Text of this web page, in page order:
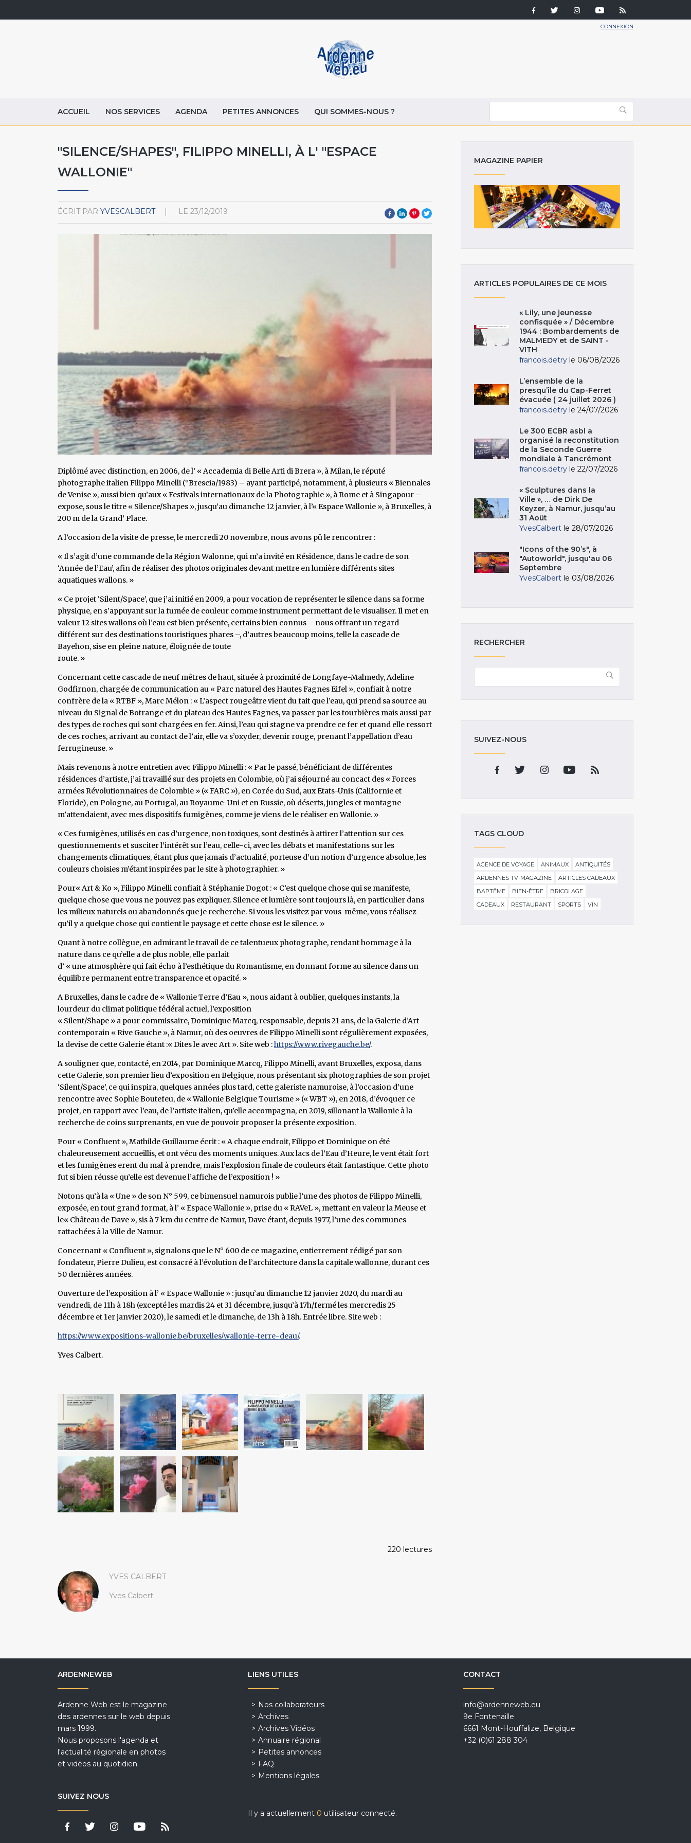
CONNEXION
ACCUEIL NOS SERVICES AGENDA PETITES ANNONCES QUI SOMMES-NOUS ?
"SILENCE/SHAPES", FILIPPO MINELLI, À L' "ESPACE
WALLONIE"
ÉCRIT PAR YVESCALBERT LE 23/12/2019
Diplômé avec distinction, en 2006, de l’ « Accademia di Belle Arti di Brera », à Milan, le réputé
photographe italien Filippo Minelli (°Brescia/1983) – ayant participé, notamment, à plusieurs « Biennales
de Venise », aussi bien qu’aux « Festivals internationaux de la Photographie », à Rome et à Singapour –
expose, sous le titre « Silence/Shapes », jusqu’au dimanche 12 janvier, à l’« Espace Wallonie », à Bruxelles, à
200 m de la Grand’ Place.
A l’occasion de la visite de presse, le mercredi 20 novembre, nous avons pû le rencontrer :
« Il s’agit d’une commande de la Région Walonne, qui m’a invité en Résidence, dans le cadre de son
‘Année de l’Eau’, afin de réaliser des photos originales devant mettre en lumière différents sites
aquatiques wallons. »
« Ce projet ‘Silent/Space’, que j’ai initié en 2009, a pour vocation de représenter le silence dans sa forme
physique, en s’appuyant sur la fumée de couleur comme instrument permettant de le visualiser. Il met en
valeur 12 sites wallons où l’eau est bien présente, certains bien connus – nous offrant un regard
différent sur des destinations touristiques phares –, d’autres beaucoup moins, telle la cascade de
Bayehon, sise en pleine nature, éloignée de toute
route. »
Concernant cette cascade de neuf mêtres de haut, située à proximité de Longfaye-Malmedy, Adeline
Godfirnon, chargée de communication au « Parc naturel des Hautes Fagnes Eifel », confiait à notre
confrère de la « RTBF », Marc Mélon : « L’aspect rougeâtre vient du fait que l’eau, qui prend sa source au
niveau du Signal de Botrange et du plateau des Hautes Fagnes, va passer par les tourbières mais aussi par
des types de roches qui sont chargées en fer. Ainsi, l’eau qui stagne va prendre ce fer et quand elle ressort
de ces roches, arrivant au contact de l’air, elle va s’oxyder, devenir rouge, prenant l’appellation d’eau
ferrugineuse. »
Mais revenons à notre entretien avec Filippo Minelli : « Par le passé, bénéficiant de différentes
résidences d’artiste, j’ai travaillé sur des projets en Colombie, où j’ai séjourné au concact des « Forces
armées Révolutionnaires de Colombie » (« FARC »), en Corée du Sud, aux Etats-Unis (Californie et
Floride), en Pologne, au Portugal, au Royaume-Uni et en Russie, où déserts, jungles et montagne
m’attendaient, avec mes dispositifs fumigènes, comme je viens de le réaliser en Wallonie. »
« Ces fumigènes, utilisés en cas d’urgence, non toxiques, sont destinés à attirer l’attention sur ces
questionnements et susciter l’intérêt sur l’eau, celle-ci, avec les débats et manifestations sur les
changements climatiques, étant plus que jamais d’actualité, porteuse d’un notion d’urgence absolue, les
couleurs choisies m’étant inspirées par le site à photographier. »
Pour« Art & Ko », Filippo Minelli confiait à Stéphanie Dogot : « C’est quelque chose qui se manifeste,
quelque chose que vous ne pouvez pas expliquer. Silence et lumière sont toujours là, en particulier dans
les milieux naturels ou abandonnés que je recherche. Si vous les visitez par vous-même, vous réalisez
qu’il y a quelque chose qui contient le paysage et cette chose est le silence. »
Quant à notre collègue, en admirant le travail de ce talentueux photographe, rendant hommage à la
nature dans ce qu’elle a de plus noble, elle parlait
d’ « une atmosphère qui fait écho à l’esthétique du Romantisme, en donnant forme au silence dans un
équilibre permanent entre transparence et opacité. »
A Bruxelles, dans le cadre de « Wallonie Terre d’Eau », nous aidant à oublier, quelques instants, la
lourdeur du climat politique fédéral actuel, l’exposition
« Silent/Shape » a pour commissaire, Dominique Marcq, responsable, depuis 21 ans, de la Galerie d’Art
contemporain « Rive Gauche », à Namur, où des oeuvres de Filippo Minelli sont régulièrement exposées,
la devise de cette Galerie étant :« Dites le avec Art ». Site web :https://www.rivegauche.be/.
A souligner que, contacté, en 2014, par Dominique Marcq, Filippo Minelli, avant Bruxelles, exposa, dans
cette Galerie, son premier lieu d’exposition en Belgique, nous présentant six photographies de son projet
‘Silent/Space’, ce qui inspira, quelques années plus tard, cette galeriste namuroise, à l’occasion d’une
rencontre avec Sophie Boutefeu, de « Wallonie Belgique Tourisme » (« WBT »), en 2018, d’évoquer ce
projet, en rapport avec l’eau, de l’artiste italien, qu’elle accompagna, en 2019, sillonant la Wallonie à la
recherche de coins surprenants, en vue de pouvoir proposer la présente exposition.
Pour « Confluent », Mathilde Guillaume écrit : « A chaque endroit, Filippo et Dominique on été
chaleureusement accueillis, et ont vécu des moments uniques. Aux lacs de l’Eau d’Heure, le vent était fort
et les fumigènes erent du mal à prendre, mais l’explosion finale de couleurs était fantastique. Cette photo
fut si bien réusse qu’elle est devenue l’affiche de l’exposition ! »
Notons qu’à la « Une » de son N° 599, ce bimensuel namurois publie l’une des photos de Filippo Minelli,
exposée, en tout grand format, à l’ « Espace Wallonie », prise du « RAVeL », mettant en valeur la Meuse et
le« Château de Dave », sis à 7 km du centre de Namur, Dave étant, depuis 1977, l’une des communes
rattachées à la Ville de Namur.
Concernant « Confluent », signalons que le N° 600 de ce magazine, entierrement rédigé par son
fondateur, Pierre Dulieu, est consacré à l’évolution de l’architecture dans la capitale wallonne, durant ces
50 dernières années.
Ouverture de l’exposition à l’ « Espace Wallonie » : jusqu’au dimanche 12 janvier 2020, du mardi au
vendredi, de 11h à 18h (excepté les mardis 24 et 31 décembre, jusqu’à 17h/fermé les mercredis 25
décembre et 1er janvier 2020), le samedi et le dimanche, de 13h à 18h. Entrée libre. Site web :
https://www.expositions-wallonie.be/bruxelles/wallonie-terre-deau/.
Yves Calbert.
220 lectures
YVES CALBERT
Yves Calbert
MAGAZINE PAPIER
ARTICLES POPULAIRES DE CE MOIS
« Lily, une jeunesse
confisquée » / Décembre
1944 : Bombardements de
MALMEDY et de SAINT -
VITH
francois.detry le 06/08/2026
L’ensemble de la
presqu’île du Cap-Ferret
évacuée ( 24 juillet 2026 )
francois.detry le 24/07/2026
Le 300 ECBR asbl a
organisé la reconstitution
de la Seconde Guerre
mondiale à Tancrémont
francois.detry le 22/07/2026
« Sculptures dans la
Ville », … de Dirk De
Keyzer, à Namur, jusqu’au
31 Août
YvesCalbert le 28/07/2026
"Icons of the 90’s", à
"Autoworld", jusqu'au 06
Septembre
YvesCalbert le 03/08/2026
RECHERCHER
SUIVEZ-NOUS
TAGS CLOUD
AGENCE DE VOYAGE ANIMAUX
ANTIQUITÉS
ARDENNES TV-MAGAZINE
ARTICLES CADEAUX
BAPTÊME
BIEN-ÊTRE
BRICOLAGE
CADEAUX
RESTAURANT SPORTS VIN
ARDENNEWEB
Ardenne Web est le magazine
des ardennes sur le web depuis
mars 1999.
Nous proposons l'agenda et
l'actualité régionale en photos
et vidéos au quotidien.
SUIVEZ NOUS
LIENS UTILES
Nos collaborateurs
Archives
Archives Vidéos
Annuaire régional
Petites annonces
FAQ
Mentions légales
Il y a actuellement 0 utilisateur connecté.
CONTACT
info@ardenneweb.eu
9e Fontenaille
6661 Mont-Houffalize, Belgique
+32 (0)61 288 304